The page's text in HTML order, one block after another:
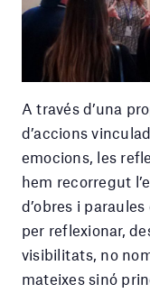
A través d’una
d’accions
emocions, les
hem recorregut
d’obres i
per reflexionar,
visibilitats, no
mateixes sinó